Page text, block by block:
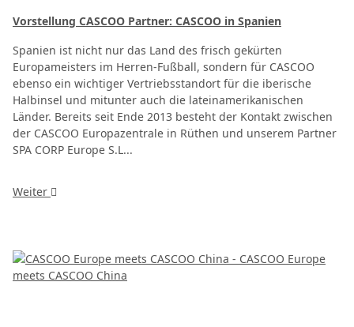
Vorstellung CASCOO Partner: CASCOO in Spanien
Spanien ist nicht nur das Land des frisch gekürten
Europameisters im Herren-Fußball, sondern für CASCOO
ebenso ein wichtiger Vertriebsstandort für die iberische
Halbinsel und mitunter auch die lateinamerikanischen
Länder. Bereits seit Ende 2013 besteht der Kontakt zwischen
der CASCOO Europazentrale in Rüthen und unserem Partner
SPA CORP Europe S.L...
Weiter